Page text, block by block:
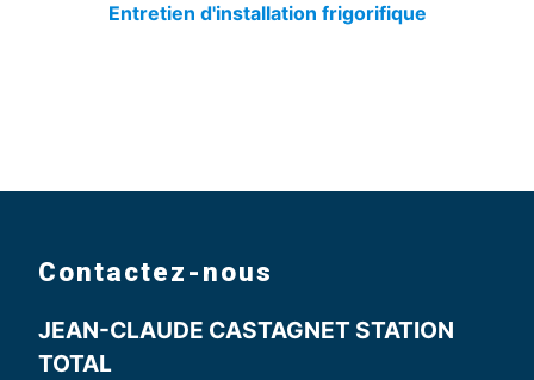
Entretien d'installation frigorifique
Contactez-nous
JEAN-CLAUDE CASTAGNET STATION
TOTAL